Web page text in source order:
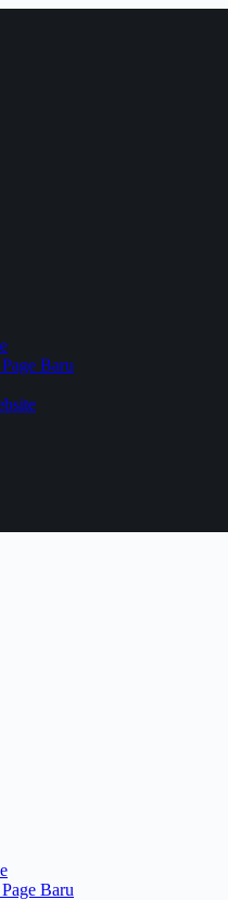
Baru
Baru